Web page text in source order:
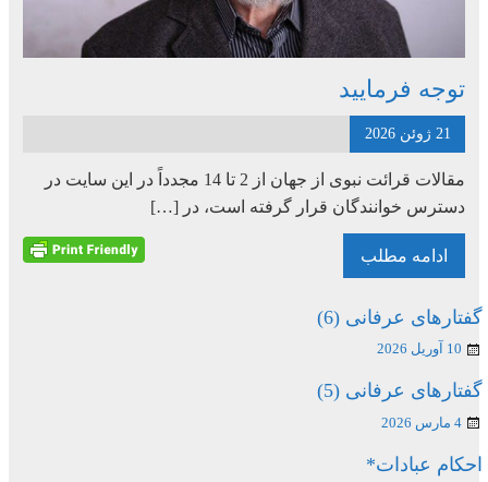
توجه فرمایید
21 ژوئن 2026
مقالات قرائت نبوی از جهان از 2 تا 14 مجدداً در این سایت در
دسترس خوانندگان قرار گرفته است، در […]
ادامه مطلب
گفتارهای عرفانی (6)
10 آوریل 2026
گفتارهای عرفانی (5)
4 مارس 2026
احکام عبادات*